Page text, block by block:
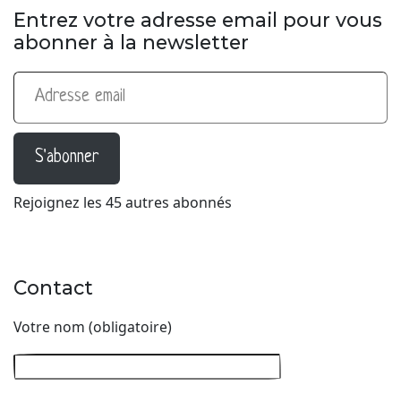
Entrez votre adresse email pour vous
abonner à la newsletter
Adresse email
S'abonner
Rejoignez les 45 autres abonnés
Contact
Votre nom (obligatoire)